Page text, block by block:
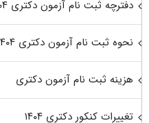
دفترچه ثبت نام آزمون دکتری ۱۴۰۴
نحوه ثبت نام آزمون دکتری ۱۴۰۴
هزینه ثبت نام آزمون دکتری
تغییرات کنکور دکتری ۱۴۰۴